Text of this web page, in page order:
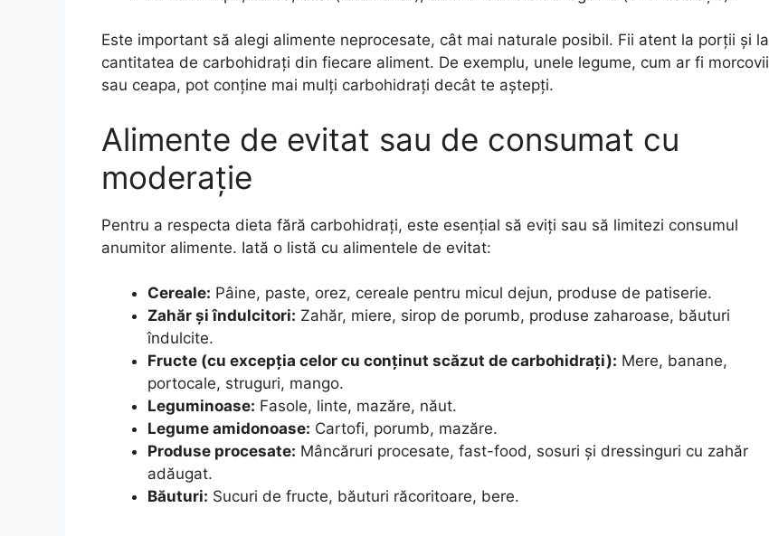
Este important să alegi alimente neprocesate, cât mai naturale posibil. Fii atent la porții și la
cantitatea de carbohidrați din fiecare aliment. De exemplu, unele legume, cum ar fi morcovii
sau ceapa, pot conține mai mulți carbohidrați decât te aștepți.
Alimente de evitat sau de consumat cu
moderație
Pentru a respecta dieta fără carbohidrați, este esențial să eviți sau să limitezi consumul
anumitor alimente. Iată o listă cu alimentele de evitat:
Cereale: Pâine, paste, orez, cereale pentru micul dejun, produse de patiserie.
Zahăr și îndulcitori: Zahăr, miere, sirop de porumb, produse zaharoase, băuturi
îndulcite.
Fructe (cu excepția celor cu conținut scăzut de carbohidrați): Mere, banane,
portocale, struguri, mango.
Leguminoase: Fasole, linte, mazăre, năut.
Legume amidonoase: Cartofi, porumb, mazăre.
Produse procesate: Mâncăruri procesate, fast-food, sosuri și dressinguri cu zahăr
adăugat.
Băuturi: Sucuri de fructe, băuturi răcoritoare, bere.